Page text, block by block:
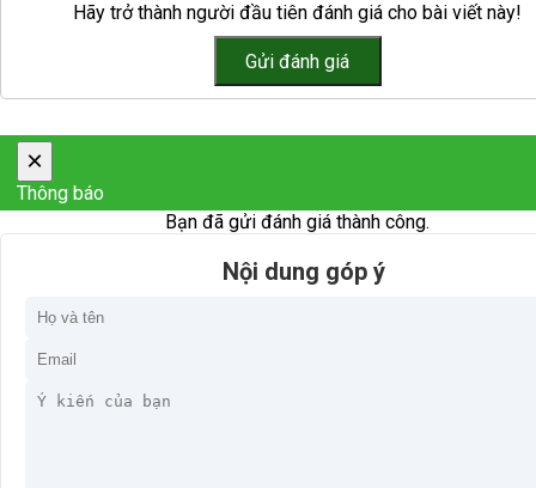
Hãy trở thành người đầu tiên đánh giá cho bài viết này!
×
Thông báo
Bạn đã gửi đánh giá thành công.
Nội dung góp ý